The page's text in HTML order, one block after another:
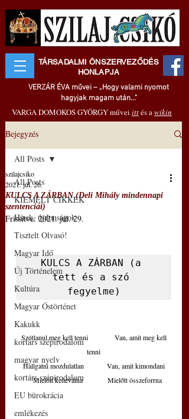
TÁRSADALMI ÖNSZERVEZŐDÉS
HONLAPJA
VERZÁR ÉVA művei – „Hogy valami nyomot
hagyjak magam után..."
VARGA DOMOKOS GYÖRGY művei ittés awikin
Bejegyzés
All Posts
KIEMELT CIKKEK
Hírek, újdonságok
Tisztelt Olvasó!
Magyar Idő
Új Történelem
Kultúra
Magyar Őstörténet
Kakukk
kortárs szépirodalom
magyar nyelv
kortárs szépirodalom
EU bürokrácia
emlékezés
All Posts
KULCS A ZÁRBAN (Deli Mihály mindennapi
szentenciái)
szilajcsiko
2021. júl. 26.
Frissítve:2021. júl. 29.
KULCS A ZÁRBAN (a
tett és a szó
fegyelme)
tenni
Hallgatni mozdulatlan             Van, amit kimondani
    Mielőtt kettéválna              Mielőtt összeforrna